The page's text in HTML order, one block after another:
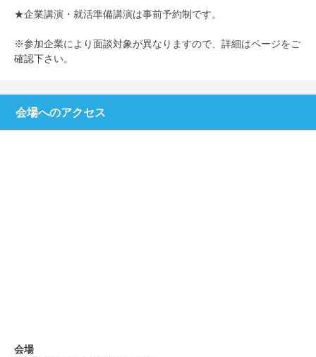
★企業講演・就活準備講演は事前予約制です。
※参加企業により面談対象が異なりますので、詳細はページをご
確認下さい。
会場へのアクセス
会場